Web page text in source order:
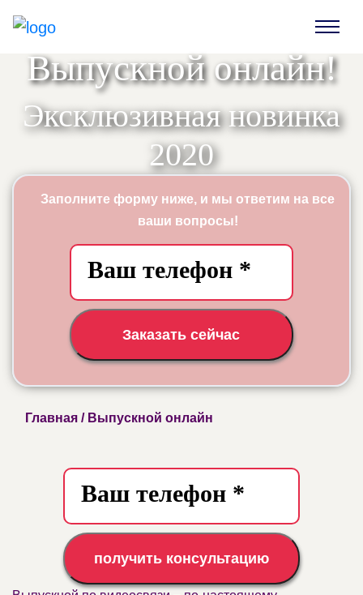
Выпускной онлайн!
Эксклюзивная новинка
2020
Заполните форму ниже, и мы ответим на все
ваши вопросы!
Заказать сейчас
Главная / Выпускной онлайн
получить консультацию